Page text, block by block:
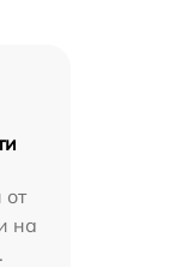
от
на